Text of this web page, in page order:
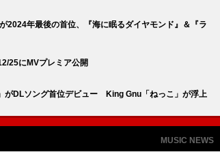
2024年最後の首位、『海に眠るダイヤモンド』＆『ラ
25にMVプレミア公開
がDLソング首位デビュー King Gnu「ねっこ」が浮上
MUSIC NEWS